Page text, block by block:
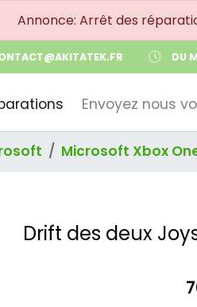
Annonce: Arrêt des
DU
Envoyez nous
Microsoft Xbox
Drift des deux